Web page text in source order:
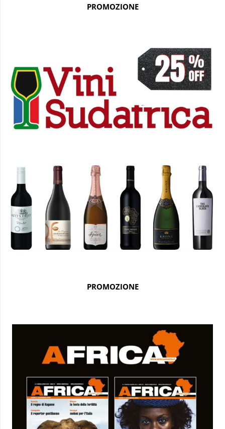
PROMOZIONE
PROMOZIONE